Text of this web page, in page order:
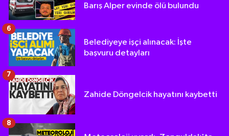
Barış Alper evinde ölü bulundu
Belediyeye işçi alınacak: İşte
başvuru detayları
6
Zahide Döngelcik hayatını kaybetti
7
8